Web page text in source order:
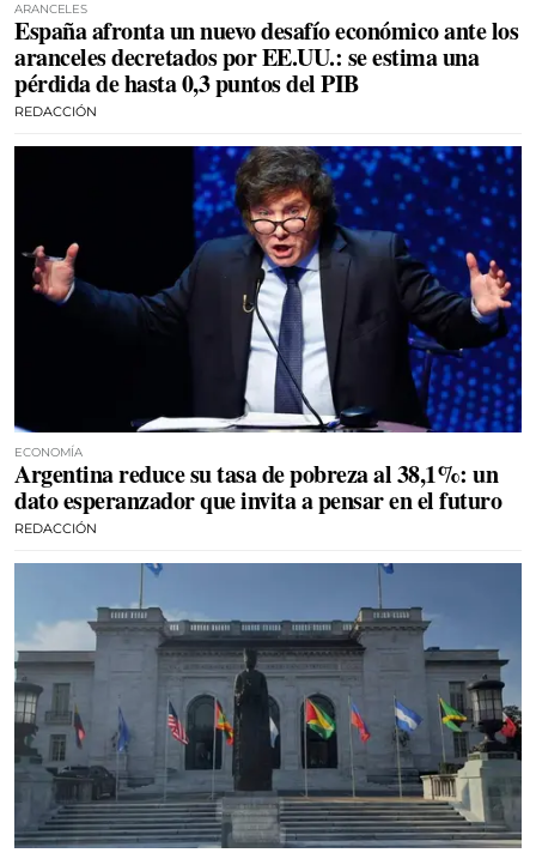
ARANCELES
España afronta un nuevo desafío económico ante los
aranceles decretados por EE.UU.: se estima una
pérdida de hasta 0,3 puntos del PIB
REDACCIÓN
ECONOMÍA
Argentina reduce su tasa de pobreza al 38,1%: un
dato esperanzador que invita a pensar en el futuro
REDACCIÓN